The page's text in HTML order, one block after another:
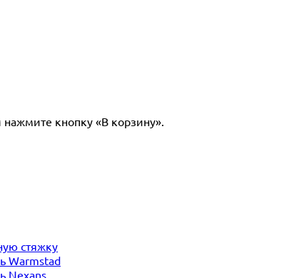
кнопку «В корзину».
стяжку
Warmstad
Nexans